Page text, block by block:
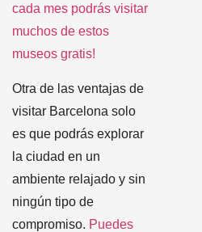
cada mes podrás visitar
muchos de estos
museos gratis!
Otra de las ventajas de
visitar Barcelona solo
es que podrás explorar
la ciudad en un
ambiente relajado y sin
ningún tipo de
compromiso. Puedes